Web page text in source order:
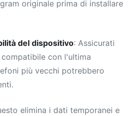
originale prima di installare
del dispositivo: Assicurati
con l'ultima
più vecchi potrebbero
elimina i dati temporanei e